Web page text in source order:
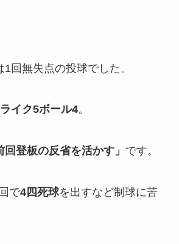
回無失点の投球でした。
イク5ボール4。
回登板の反省を活かす」 です。
で4四死球を出すなど制球に苦